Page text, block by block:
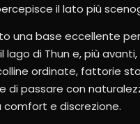
il lato più
una base eccellente
di Thun e, più
ordinate, fattorie
di passare con
comfort e discrezione.